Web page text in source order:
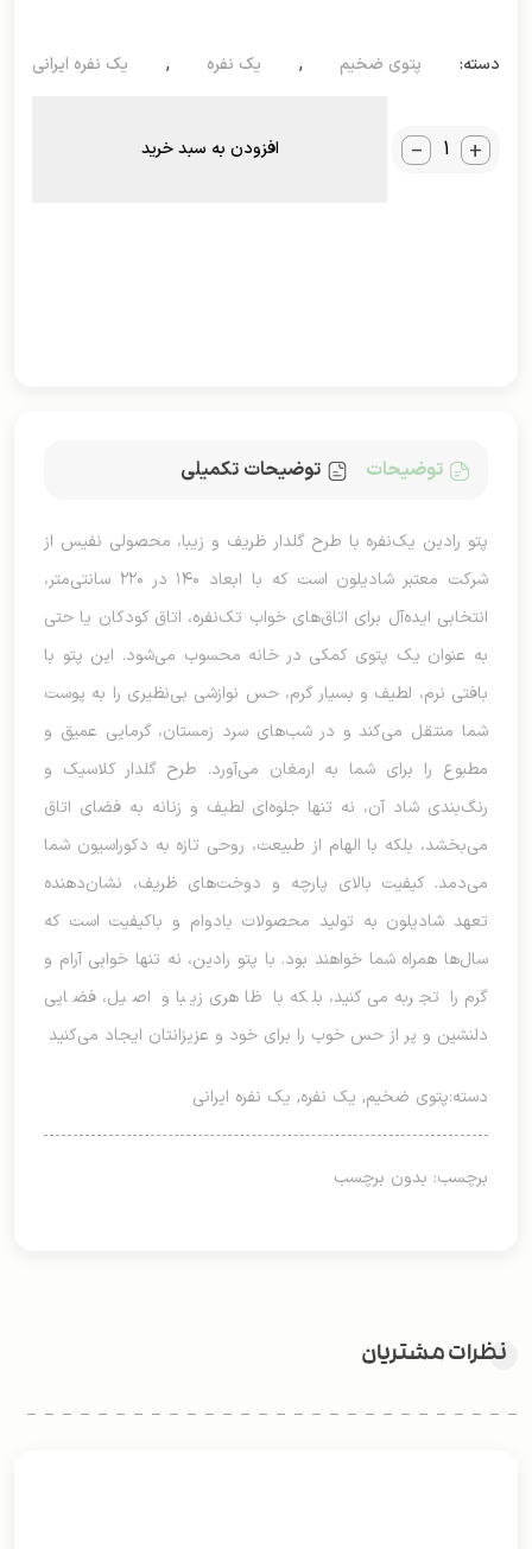
دسته: پتوی ضخیم , یک نفره , یک نفره ایرانی
_ + افزودن به سبد خرید
توضیحات توضیحات تکمیلی
پتو رادین یک‌نفره با طرح گلدار ظریف و زیبا، محصولی نفیس از
شرکت معتبر شادیلون است که با ابعاد ۱۴۰ در ۲۲۰ سانتی‌متر،
انتخابی ایده‌آل برای اتاق‌های خواب تک‌نفره، اتاق کودکان یا حتی
به عنوان یک پتوی کمکی در خانه محسوب می‌شود. این پتو با
بافتی نرم، لطیف و بسیار گرم، حس نوازشی بی‌نظیری را به پوست
شما منتقل می‌کند و در شب‌های سرد زمستان، گرمایی عمیق و
مطبوع را برای شما به ارمغان می‌آورد. طرح گلدار کلاسیک و
رنگ‌بندی شاد آن، نه تنها جلوه‌ای لطیف و زنانه به فضای اتاق
می‌بخشد، بلکه با الهام از طبیعت، روحی تازه به دکوراسیون شما
می‌دمد. کیفیت بالای پارچه و دوخت‌های ظریف، نشان‌دهنده
تعهد شادیلون به تولید محصولات بادوام و باکیفیت است که
سال‌ها همراه شما خواهند بود. با پتو رادین، نه تنها خوابی آرام و
گرم را تجربه می‌کنید، بلکه با ظاهری زیبا و اصیل، فضایی
دلنشین و پر از حس خوب را برای خود و عزیزانتان ایجاد می‌کنید
دسته:پتوی ضخیم, یک نفره, یک نفره ایرانی
برچسب: بدون برچسب
نظرات مشتریان